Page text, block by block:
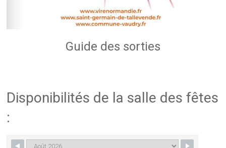
Guide des sorties
Disponibilités de la salle des fêtes
: